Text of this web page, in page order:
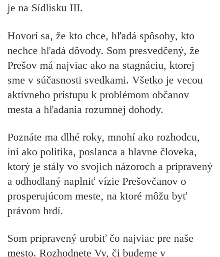
je na Sídlisku III.
Hovorí sa, že kto chce, hľadá spôsoby, kto
nechce hľadá dôvody. Som presvedčený, že
Prešov má najviac ako na stagnáciu, ktorej
sme v súčasnosti svedkami. Všetko je vecou
aktívneho prístupu k problémom občanov
mesta a hľadania rozumnej dohody.
Poznáte ma dlhé roky, mnohí ako rozhodcu,
iní ako politika, poslanca a hlavne človeka,
ktorý je stály vo svojich názoroch a pripravený
a odhodlaný naplniť vízie Prešovčanov o
prosperujúcom meste, na ktoré môžu byť
právom hrdí.
Som pripravený urobiť čo najviac pre naše
mesto. Rozhodnete Vy, či budeme v